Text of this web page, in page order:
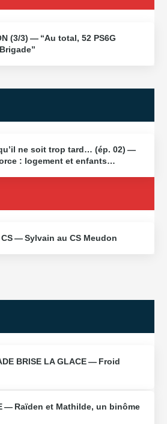
(3/​3) — “Au total, 52 PS6G
qu’il ne soit trop tard… (ép. 02) —
: logement et enfants…
CS — Sylvain au CS Meudon
BRISE LA GLACE — Froid
— Raïden et Mathilde, un binôme